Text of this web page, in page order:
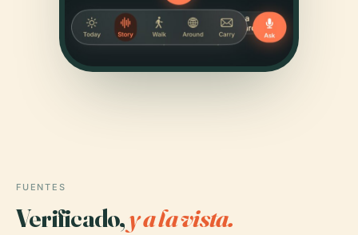
FUENTES
Verificado,y a la vista.